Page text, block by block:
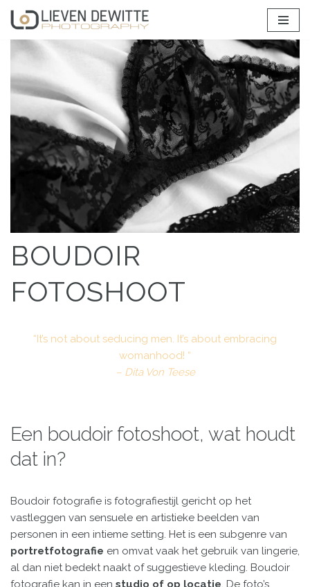
Spring
naar
inhoud
BOUDOIR
FOTOSHOOT
“It’s not about seducing men. It’s about embracing
womanhood! “
– Dita Von Teese
Een boudoir fotoshoot, wat houdt
dat in?
Boudoir fotografie is fotografiestijl gericht op het
vastleggen van sensuele en artistieke beelden van
personen in een intieme setting. Het is een subgenre van
portretfotografie en omvat vaak het gebruik van lingerie,
al dan niet bedekt naakt of suggestieve kleding. Boudoir
fotografie kan in een studio of op locatie. De foto’s